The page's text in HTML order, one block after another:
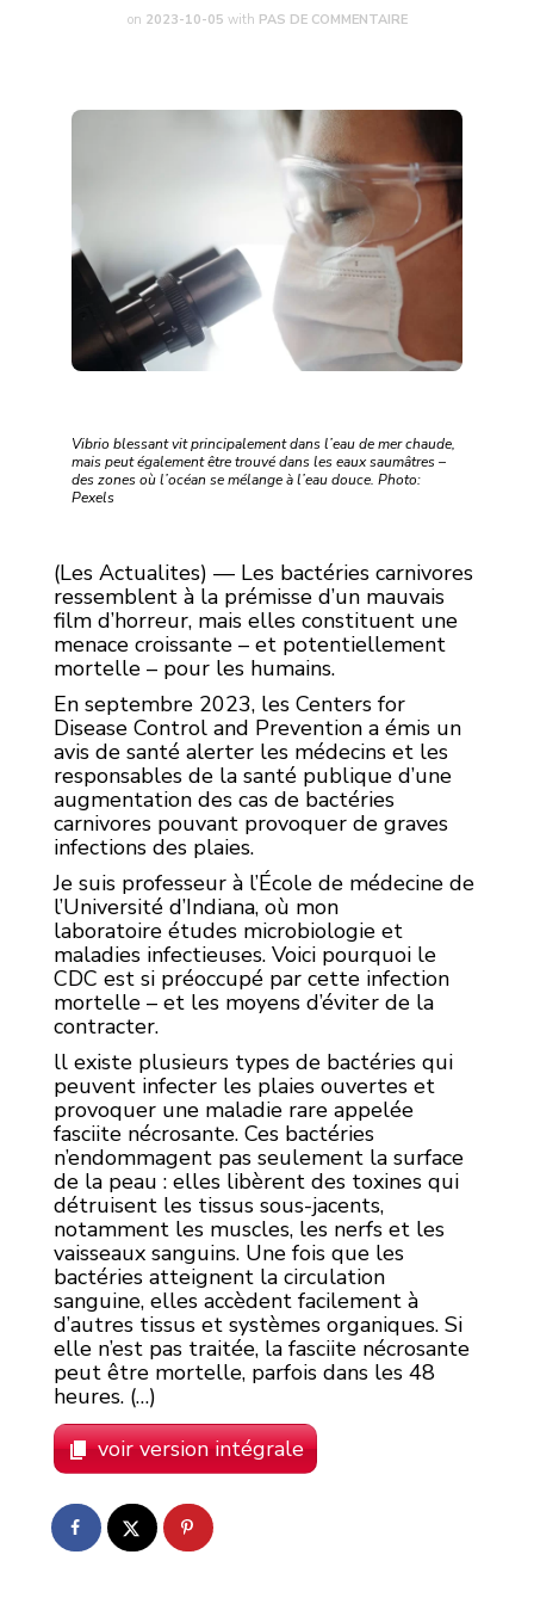
on 2023-10-05 with PAS DE COMMENTAIRE
Vibrio blessant vit principalement dans l’eau de mer chaude,
mais peut également être trouvé dans les eaux saumâtres –
des zones où l’océan se mélange à l’eau douce. Photo:
Pexels
(Les Actualites) — Les bactéries carnivores
ressemblent à la prémisse d’un mauvais
film d’horreur, mais elles constituent une
menace croissante – et potentiellement
mortelle – pour les humains.
En septembre 2023, les Centers for
Disease Control and Prevention a émis un
avis de santé alerter les médecins et les
responsables de la santé publique d’une
augmentation des cas de bactéries
carnivores pouvant provoquer de graves
infections des plaies.
Je suis professeur à l’École de médecine de
l’Université d’Indiana, où mon
laboratoire études microbiologie et
maladies infectieuses. Voici pourquoi le
CDC est si préoccupé par cette infection
mortelle – et les moyens d’éviter de la
contracter.
ll existe plusieurs types de bactéries qui
peuvent infecter les plaies ouvertes et
provoquer une maladie rare appelée
fasciite nécrosante. Ces bactéries
n’endommagent pas seulement la surface
de la peau : elles libèrent des toxines qui
détruisent les tissus sous-jacents,
notamment les muscles, les nerfs et les
vaisseaux sanguins. Une fois que les
bactéries atteignent la circulation
sanguine, elles accèdent facilement à
d’autres tissus et systèmes organiques. Si
elle n’est pas traitée, la fasciite nécrosante
peut être mortelle, parfois dans les 48
heures. (…)
voir version intégrale